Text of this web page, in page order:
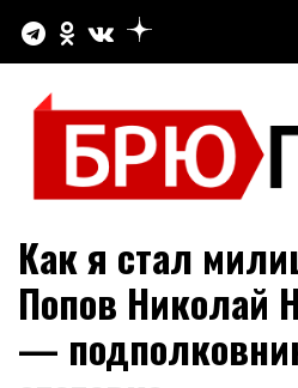
содержимому
БРЮПРЕСС
Официальный сайт газеты
Как я стал
Попов Николай
—